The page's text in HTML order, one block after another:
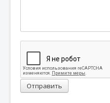
Отправить